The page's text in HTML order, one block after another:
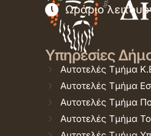
Ωράριο
Υπηρεσίες
Αυτοτελές Τμήμα
Αυτοτελές Τμήμα
Αυτοτελές Τμήμα
Αυτοτελές Τμήμα